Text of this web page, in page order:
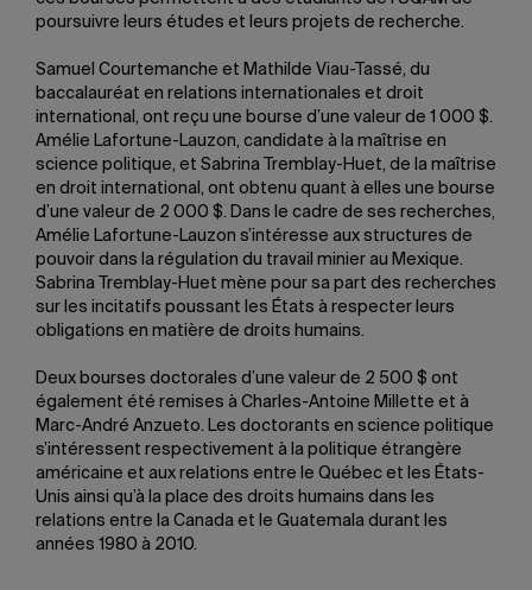
poursuivre leurs études et leurs projets de recherche.
Samuel Courtemanche et Mathilde Viau-Tassé, du
baccalauréat en relations internationales et droit
international, ont reçu une bourse d’une valeur de 1 000 $.
Amélie Lafortune-Lauzon, candidate à la maîtrise en
science politique, et Sabrina Tremblay-Huet, de la maîtrise
en droit international, ont obtenu quant à elles une bourse
d’une valeur de 2 000 $. Dans le cadre de ses recherches,
Amélie Lafortune-Lauzon s’intéresse aux structures de
pouvoir dans la régulation du travail minier au Mexique.
Sabrina Tremblay-Huet mène pour sa part des recherches
sur les incitatifs poussant les États à respecter leurs
obligations en matière de droits humains.
Deux bourses doctorales d’une valeur de 2 500 $ ont
également été remises à Charles-Antoine Millette et à
Marc-André Anzueto. Les doctorants en science politique
s’intéressent respectivement à la politique étrangère
américaine et aux relations entre le Québec et les États-
Unis ainsi qu’à la place des droits humains dans les
relations entre la Canada et le Guatemala durant les
années 1980 à 2010.